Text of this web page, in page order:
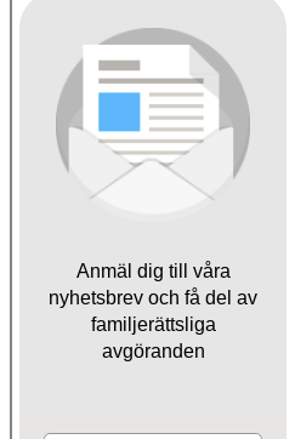
Anmäl dig till våra
nyhetsbrev och få del av
familjerättsliga
avgöranden